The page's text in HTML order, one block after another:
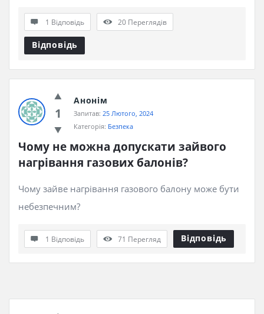
1 Відповідь 20 Переглядів
Відповідь
1
Анонім
Запитав: 25 Лютого, 2024
Категорія: Безпека
Чому не можна допускати зайвого
нагрівання газових балонів?
Чому зайве нагрівання газового балону може бути
небезпечним?
1 Відповідь 71 Перегляд Відповідь